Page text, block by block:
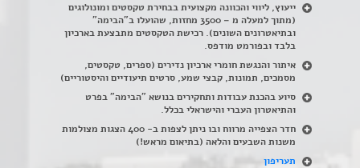
ייעוץ, ליווי והכוונה מקצועית בבחירת טקסטים ומונולוגים
(מתוך למעלה מ – 3500 מחזות, שהועלו ב"הבימה"
ובתיאטרונים השונים). רכישת הטקסטים מתבצעת בארכיון
בלבד ובפורמט מודפס.
איתור והנגשת חומרי ארכיון נדירים (ספרים, טקסטים,
מסמכים, תמונות, קבצי שמע, סרטים תיעודיים והיסטוריים)
סיוע בהכנת עבודות ותחקירים בנושא "הבימה" בפרט
והתיאטרון העברי והישראלי בכלל.
חדר הצפייה מרווח ובו ניתן לצפות ב- 400 הצגות מצולמות
משנות השבעים והלאה (בתיאום מראש!)
תעריפון